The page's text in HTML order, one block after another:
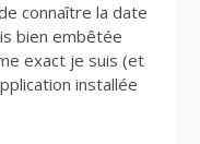
connaître la date
bien embêtée
exact je suis (et
installée